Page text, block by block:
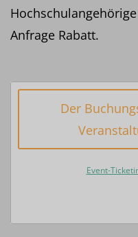
Anfrage Rabatt.
Der
Event-